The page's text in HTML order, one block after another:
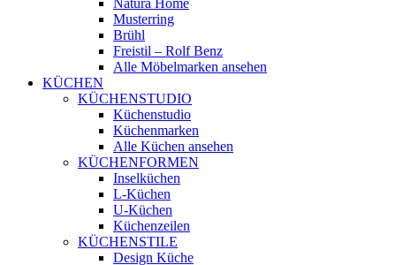
Musterring
Brühl
Freistil – Rolf Benz
Alle Möbelmarken ansehen
KÜCHEN
KÜCHENSTUDIO
Küchenstudio
Küchenmarken
Alle Küchen ansehen
KÜCHENFORMEN
Inselküchen
L-Küchen
U-Küchen
Küchenzeilen
KÜCHENSTILE
Design Küche